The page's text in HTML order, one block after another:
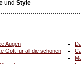
und Style
Augen
Gott für all die schönen